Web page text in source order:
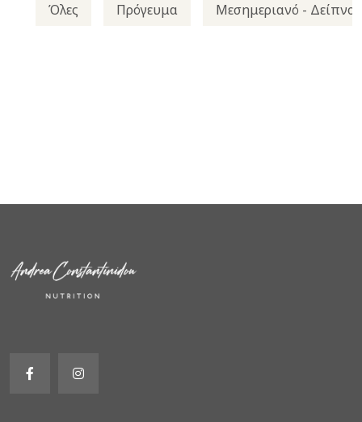
Όλες Πρόγευμα Μεσημεριανό - Δείπνο